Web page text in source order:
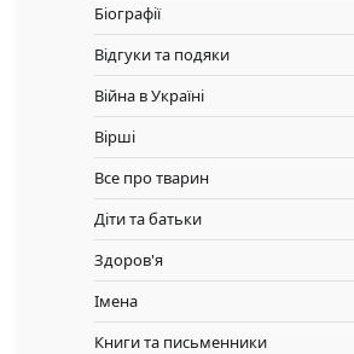
Біографії
Відгуки та подяки
Війна в Україні
Вірші
Все про тварин
Діти та батьки
Здоров'я
Імена
Книги та письменники